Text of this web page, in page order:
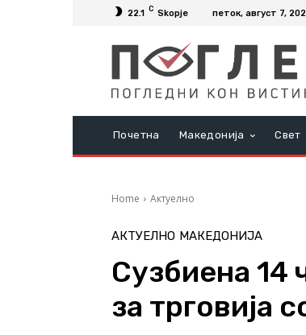
22.1 C Skopje петок, август 7,
Почетна Македонија Свет
Home Актуелно
АКТУЕЛНО МАКЕДОНИЈА
Сузбиена 14
за трговија